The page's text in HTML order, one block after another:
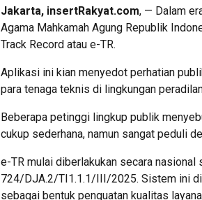
Jakarta, insertRakyat.com, — Dalam
Agama Mahkamah Agung Republik
Track Record atau e-TR.
Aplikasi ini kian menyedot perhatian
para tenaga teknis di lingkungan
Beberapa petinggi lingkup publik
cukup sederhana, namun sangat peduli
e-TR mulai diberlakukan secara
724/DJA.2/TI1.1.1/III/2025. Sistem ini
sebagai bentuk penguatan kualitas